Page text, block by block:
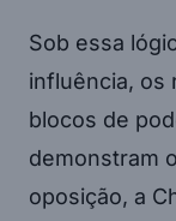
Sob essa
influência, os
blocos de
demonstram
oposição, a